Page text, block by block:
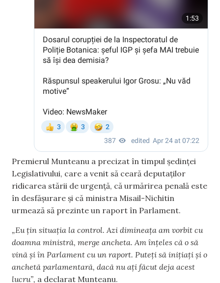
Premierul Munteanu a precizat în timpul ședinței
Legislativului, care a venit să ceară deputaților
ridicarea stării de urgență, că urmărirea penală este
în desfășurare și că ministra Misail-Nichitin
urmează să prezinte un raport în Parlament.
„Eu țin situația la control. Azi dimineața am vorbit cu
doamna ministră, merge ancheta. Am înțeles că o să
vină și în Parlament cu un raport. Puteți să inițiați și o
anchetă parlamentară, dacă nu ați făcut deja acest
lucru”, a declarat Munteanu.